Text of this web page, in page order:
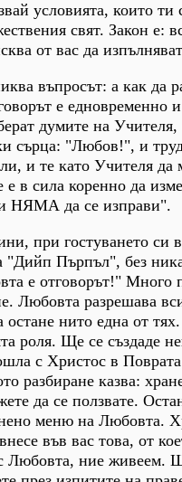
условията, които
свят. Закон е:
от вас да
въпросът: а как да
е едновременно и
думите на
сърца: "Любов!", и
и те като Учителя
е в сила коренно да
НЯМА да се изправи".
при гостуването си
"Дийп Пърпъл", без
е отговорът!" Много
Любовта разрешава
нито една от
роля. Ще се създаде
с Христос в
разбиране казва:
да се ползвате.
меню на Любовта.
във вас това, от
Любовта, ние живеем.